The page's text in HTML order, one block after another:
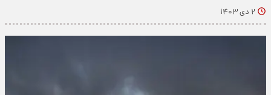
۲ دی ۱۴۰۳